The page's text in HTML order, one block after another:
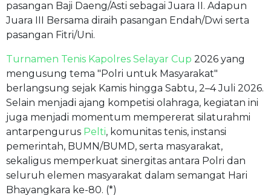
pasangan Baji Daeng/Asti sebagai Juara II. Adapun
Juara III Bersama diraih pasangan Endah/Dwi serta
pasangan Fitri/Uni.
Turnamen Tenis Kapolres Selayar Cup 2026 yang
mengusung tema "Polri untuk Masyarakat"
berlangsung sejak Kamis hingga Sabtu, 2–4 Juli 2026.
Selain menjadi ajang kompetisi olahraga, kegiatan ini
juga menjadi momentum mempererat silaturahmi
antarpengurus Pelti, komunitas tenis, instansi
pemerintah, BUMN/BUMD, serta masyarakat,
sekaligus memperkuat sinergitas antara Polri dan
seluruh elemen masyarakat dalam semangat Hari
Bhayangkara ke-80. (*)